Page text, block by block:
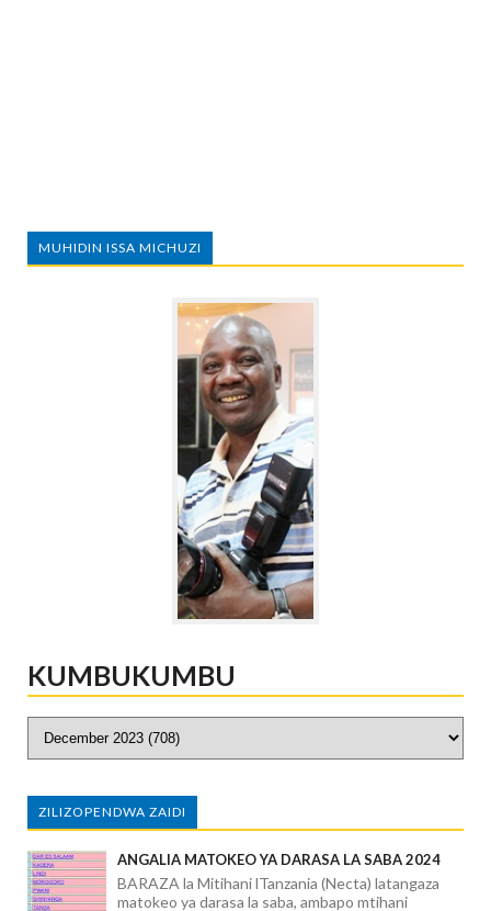
MUHIDIN ISSA MICHUZI
KUMBUKUMBU
ZILIZOPENDWA ZAIDI
ANGALIA MATOKEO YA DARASA LA SABA 2024
BARAZA la Mitihani lTanzania (Necta) latangaza
matokeo ya darasa la saba, ambapo mtihani